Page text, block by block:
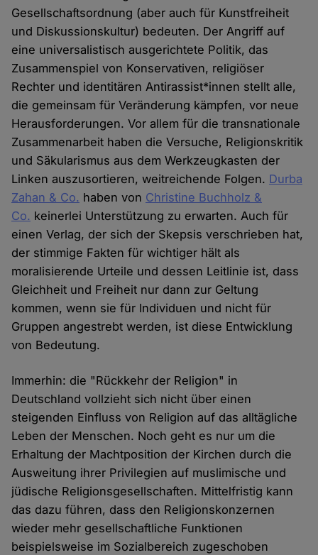
Gesellschaftsordnung (aber auch für Kunstfreiheit
und Diskussionskultur) bedeuten. Der Angriff auf
eine universalistisch ausgerichtete Politik, das
Zusammenspiel von Konservativen, religiöser
Rechter und identitären Antirassist*innen stellt alle,
die gemeinsam für Veränderung kämpfen, vor neue
Herausforderungen. Vor allem für die transnationale
Zusammenarbeit haben die Versuche, Religionskritik
und Säkularismus aus dem Werkzeugkasten der
Linken auszusortieren, weitreichende Folgen. Durba
Zahan & Co. haben von Christine Buchholz &
Co. keinerlei Unterstützung zu erwarten. Auch für
einen Verlag, der sich der Skepsis verschrieben hat,
der stimmige Fakten für wichtiger hält als
moralisierende Urteile und dessen Leitlinie ist, dass
Gleichheit und Freiheit nur dann zur Geltung
kommen, wenn sie für Individuen und nicht für
Gruppen angestrebt werden, ist diese Entwicklung
von Bedeutung.
Immerhin: die "Rückkehr der Religion" in
Deutschland vollzieht sich nicht über einen
steigenden Einfluss von Religion auf das alltägliche
Leben der Menschen. Noch geht es nur um die
Erhaltung der Machtposition der Kirchen durch die
Ausweitung ihrer Privilegien auf muslimische und
jüdische Religionsgesellschaften. Mittelfristig kann
das dazu führen, dass den Religionskonzernen
wieder mehr gesellschaftliche Funktionen
beispielsweise im Sozialbereich zugeschoben